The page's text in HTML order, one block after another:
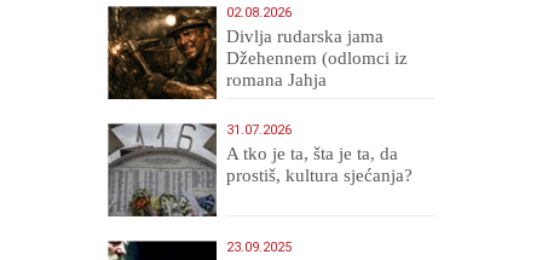
02.08.2026
Divlja rudarska jama
Džehennem (odlomci iz
romana Jahja
31.07.2026
A tko je ta, šta je ta, da
prostiš, kultura sjećanja?
23.09.2025